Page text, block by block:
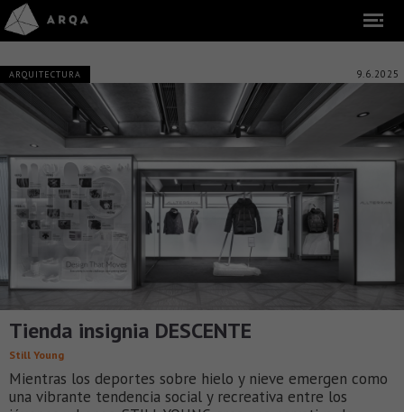
ARQUITECTURA 9.6.2025
Tienda insignia DESCENTE
Still Young
Mientras los deportes sobre hielo y nieve emergen como
una vibrante tendencia social y recreativa entre los